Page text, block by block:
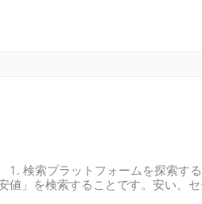
1. 検索プラットフォームを探索す
」を検索することです。安い、セ